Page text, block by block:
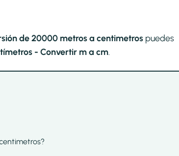
de 20000 metros a centimetros puedes
- Convertir m a cm.